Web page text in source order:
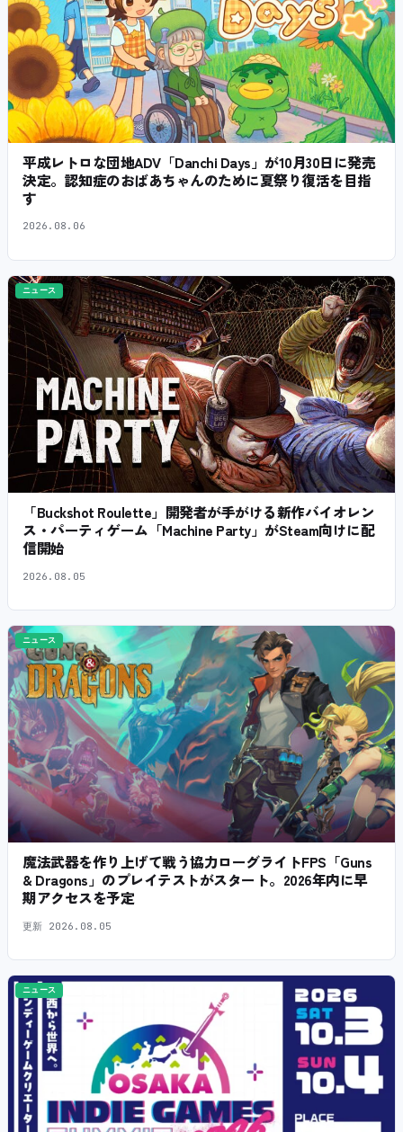
平成レトロな団地ADV「Danchi Days」が10月30日に発売
決定。認知症のおばあちゃんのために夏祭り復活を目指
す
2026.08.06
ニュース
「Buckshot Roulette」開発者が手がける新作バイオレン
ス・パーティゲーム「Machine Party」がSteam向けに配
信開始
2026.08.05
ニュース
魔法武器を作り上げて戦う協力ローグライトFPS「Guns
& Dragons」のプレイテストがスタート。2026年内に早
期アクセスを予定
更新 2026.08.05
ニュース